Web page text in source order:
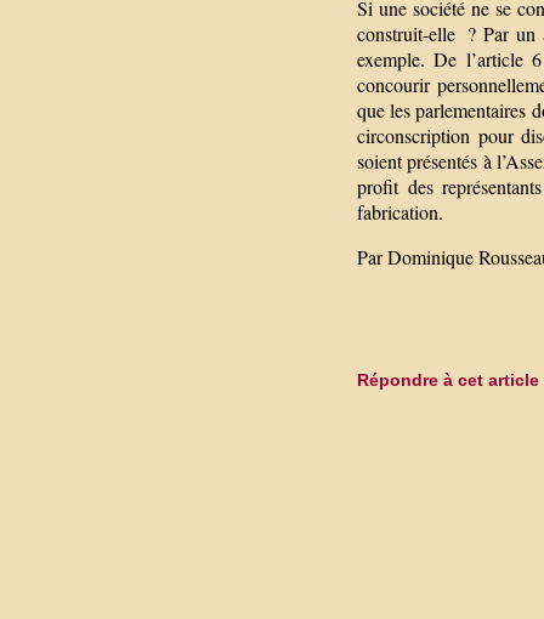
Si une société ne se
construit-elle ? Par
exemple. De l’article
concourir
que les parlementaires
circonscription pour
soient présentés à
profit des
fabrication.
Par Dominique
Répondre à cet article